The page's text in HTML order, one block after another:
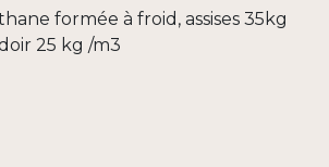
formée à froid, assises 35kg
25 kg /m3